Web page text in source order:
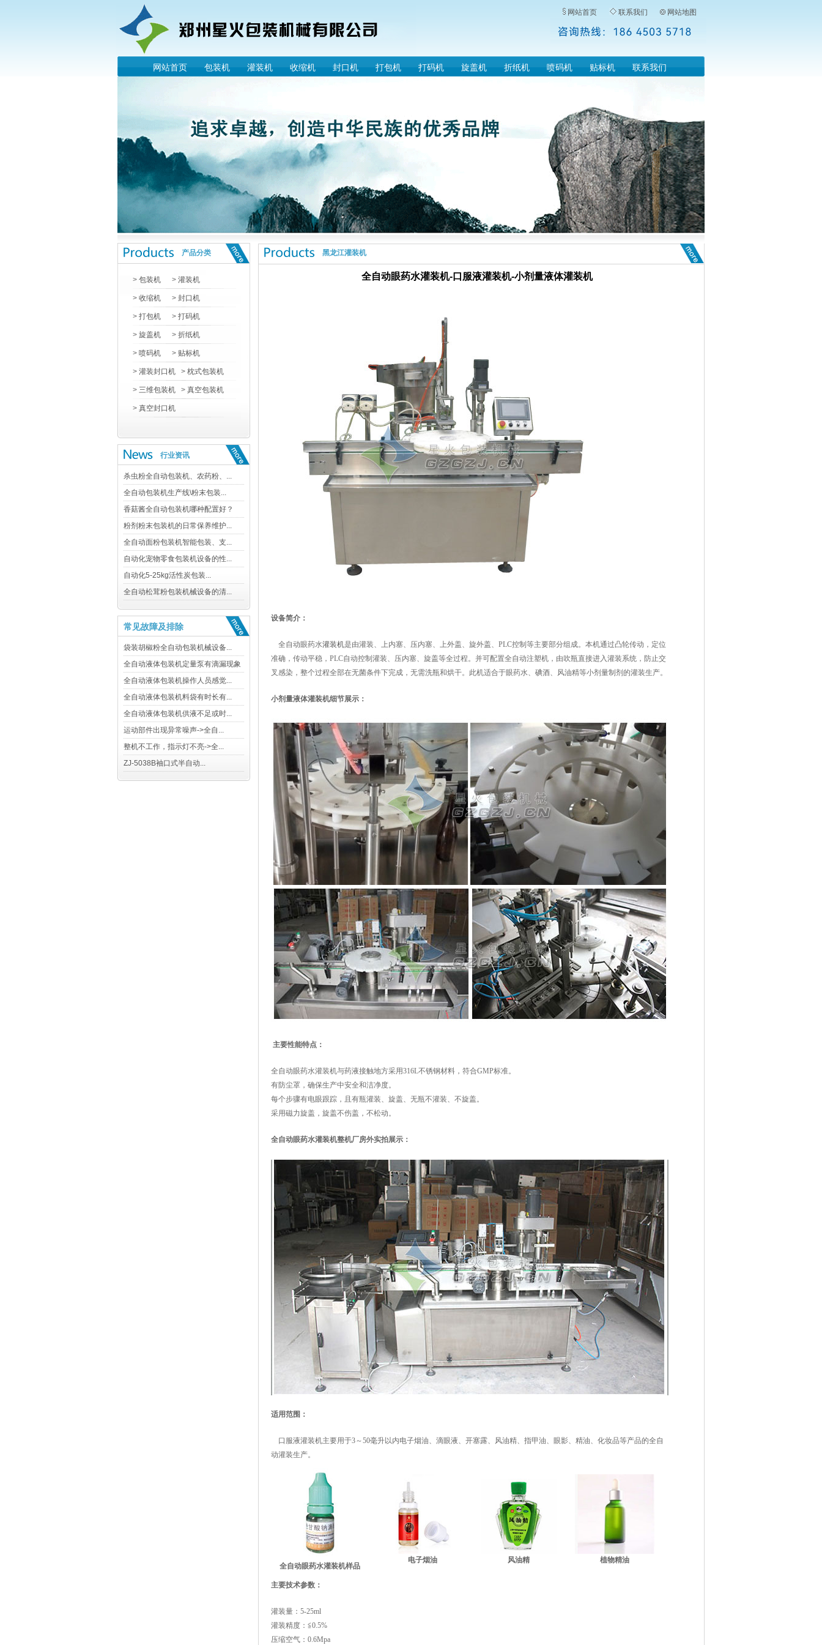
网站首页 联系我们 网站地图
网站首页 包装机 灌装机 收缩机 封口机 打包机 打码机 旋盖机 折纸机 喷码机 贴标机 联系我们
产品分类
> 包装机 > 灌装机
> 收缩机 > 封口机
> 打包机 > 打码机
> 旋盖机 > 折纸机
> 喷码机 > 贴标机
> 灌装封口机 > 枕式包装机
> 三维包装机 > 真空包装机
> 真空封口机
行业资讯
常见故障及排除
黑龙江灌装机
全自动眼药水灌装机-口服液灌装机-小剂量液体灌装机
设备简介：
全自动眼药水灌装机是由灌装、上内塞、压内塞、上外盖、旋外盖、PLC控制等主要部分组成。本机通过凸轮传动，定位
准确，传动平稳，PLC自动控制灌装、压内塞、旋盖等全过程。并可配置全自动注塑机，由吹瓶直接进入灌装系统，防止交
叉感染，整个过程全部在无菌条件下完成，无需洗瓶和烘干。此机适合于眼药水、碘酒、风油精等小剂量制剂的灌装生产。
小剂量液体灌装机细节展示：
主要性能特点：
全自动眼药水灌装机与药液接触地方采用316L不锈钢材料，符合GMP标准。
有防尘罩，确保生产中安全和洁净度。
每个步骤有电眼跟踪，且有瓶灌装、旋盖、无瓶不灌装、不旋盖。
采用磁力旋盖，旋盖不伤盖，不松动。
全自动眼药水灌装机整机厂房外实拍展示：
适用范围：
口服液灌装机主要用于3～50毫升以内电子烟油、滴眼液、开塞露、风油精、指甲油、眼影、精油、化妆品等产品的全自
动灌装生产。
全自动眼药水灌装机样品
电子烟油 风油精 植物精油
主要技术参数：
灌装量：5-25ml
灌装精度：≦0.5%
压缩空气：0.6Mpa